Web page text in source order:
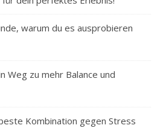
warum du es ausprobieren
Weg zu mehr Balance und
Kombination gegen Stress